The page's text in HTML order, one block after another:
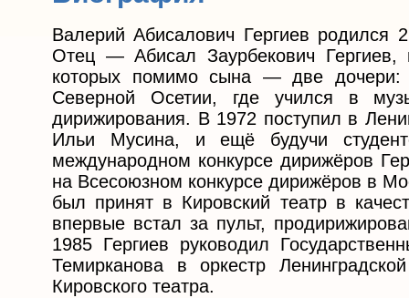
Валерий Абисалович Гергиев
Отец — Абисал Заурбекович
которых помимо сына — две
Северной Осетии, где учился в
дирижирования. В 1972 поступил в
Ильи Мусина, и ещё будучи
международном конкурсе дирижёров
на Всесоюзном конкурсе дирижёров в
был принят в Кировский театр в
впервые встал за пульт,
1985 Гергиев руководил
Темирканова в оркестр
Кировского театра.